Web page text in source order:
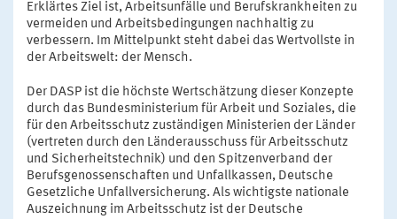
Erklärtes Ziel ist, Arbeitsunfälle und Berufskrankheiten zu
vermeiden und Arbeitsbedingungen nachhaltig zu
verbessern. Im Mittelpunkt steht dabei das Wertvollste in
der Arbeitswelt: der Mensch.
Der DASP ist die höchste Wertschätzung dieser Konzepte
durch das Bundesministerium für Arbeit und Soziales, die
für den Arbeitsschutz zuständigen Ministerien der Länder
(vertreten durch den Länderausschuss für Arbeitsschutz
und Sicherheitstechnik) und den Spitzenverband der
Berufsgenossenschaften und Unfallkassen, Deutsche
Gesetzliche Unfallversicherung. Als wichtigste nationale
Auszeichnung im Arbeitsschutz ist der Deutsche